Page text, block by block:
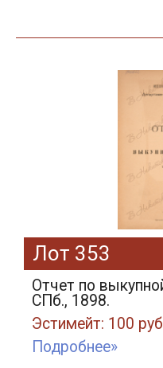
Лот 353
Отчет по
СПб., 1898.
Эстимейт: 100
Подробнее»